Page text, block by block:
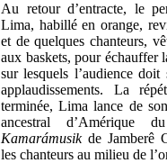
Au retour d’entracte, le
Lima, habillé en orange,
et de quelques chanteurs,
aux baskets, pour échauffer
sur lesquels l’audience doit
applaudissements. La
terminée, Lima lance de
ancestral d’Amérique
Kamarámusikde Jamberê
les chanteurs au milieu de